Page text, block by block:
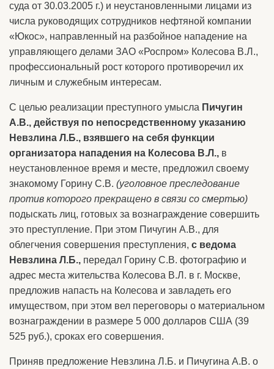
суда от 30.03.2005 г.) и неустановленными лицами из
числа руководящих сотрудников нефтяной компании
«Юкос», направленный на разбойное нападение на
управляющего делами ЗАО «Роспром» Колесова В.Л.,
профессиональный рост которого противоречил их
личным и служебным интересам.
С целью реализации преступного умысла Пичугин
А.В., действуя по непосредственному указанию
Невзлина Л.Б., взявшего на себя функции
организатора нападения на Колесова В.Л., в
неустановленное время и месте, предложил своему
знакомому Горину С.В. (уголовное преследование
против которого прекращено в связи со смертью)
подыскать лиц, готовых за вознаграждение совершить
это преступление. При этом Пичугин А.В., для
облегчения совершения преступления, с ведома
Невзлина Л.Б., передал Горину С.В. фотографию и
адрес места жительства Колесова В.Л. в г. Москве,
предложив напасть на Колесова и завладеть его
имуществом, при этом вел переговоры о материальном
вознаграждении в размере 5 000 долларов США (39
525 руб.), сроках его совершения.
Приняв предложение Невзлина Л.Б. и Пичугина А.В. о